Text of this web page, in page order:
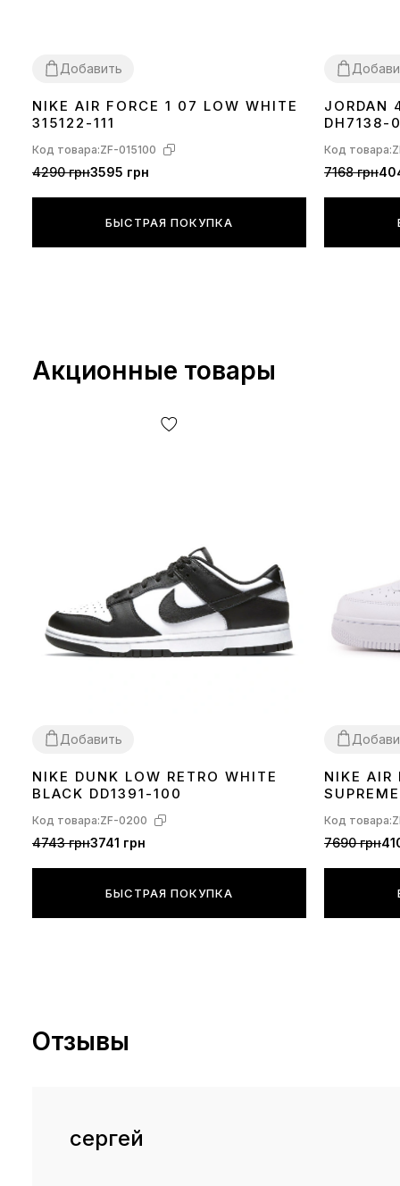
Добавить
3637 38 39 40414243 4445
NIKE AIR FORCE 1 07 LOW WHITE
315122-111
Код товара:ZF-015100
4290 грн3595 грн
БЫСТРАЯ ПОКУПКА
37383940
JORDAN
DH7138-
Код товара:
7168 грн
Акционные товары
Добавить
3637 383940 4142 43 4445
NIKE DUNK LOW RETRO WHITE
BLACK DD1391-100
Код товара:ZF-0200
4743 грн3741 грн
БЫСТРАЯ ПОКУПКА
3637 38 39
NIKE AIR
100
Код товара:
7690 грн
Отзывы
сергей